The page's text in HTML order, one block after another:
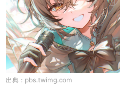
出典： pbs.twimg.com